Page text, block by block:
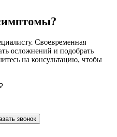
Своевременная
осложнений и подобрать
на консультацию, чтобы
звонок